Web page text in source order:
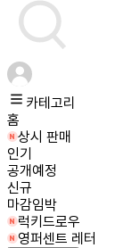
카테고리
홈
상시 판매
인기
공개예정
신규
마감임박
럭키드로우
영퍼센트 레터